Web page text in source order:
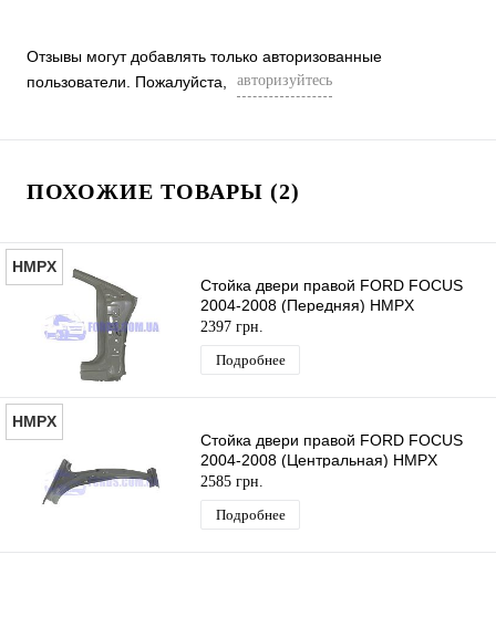
Отзывы могут добавлять только авторизованные
пользователи. Пожалуйста,
авторизуйтесь
ПОХОЖИЕ ТОВАРЫ (2)
HMPX
Стойка двери правой FORD FOCUS
2004-2008 (Передняя) HMPX
2397 грн.
Подробнее
HMPX
Стойка двери правой FORD FOCUS
2004-2008 (Центральная) HMPX
2585 грн.
Подробнее